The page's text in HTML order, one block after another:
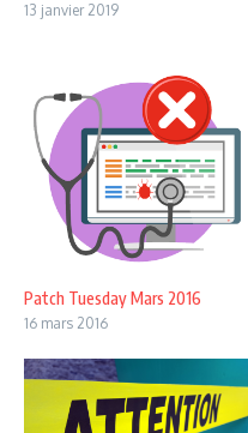
13 janvier 2019
Patch Tuesday Mars 2016
16 mars 2016